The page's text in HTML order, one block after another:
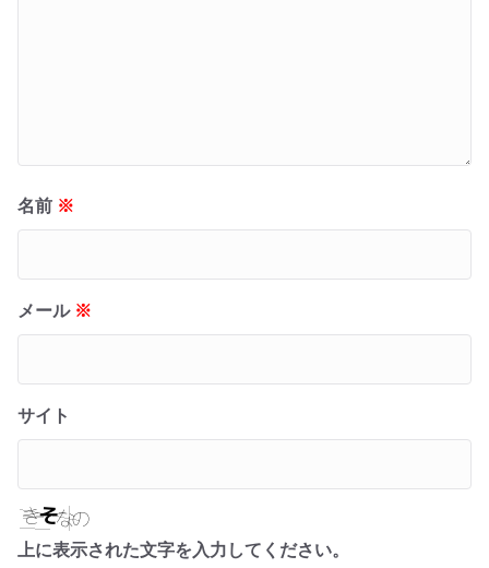
名前 ※
メール ※
サイト
上に表示された文字を入力してください。